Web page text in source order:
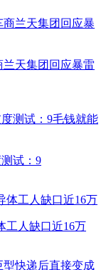
天集团回应暴雷
试：9
工人缺口近16万